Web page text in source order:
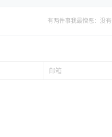
有两件事我最憎恶：没